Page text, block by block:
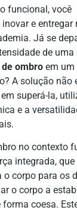
funcional, você
e entregar
Já se
de uma
ombro em um
A solução não
superá-la,
e a
no contexto
integrada, que
o corpo para os
o corpo a
forma coesa.